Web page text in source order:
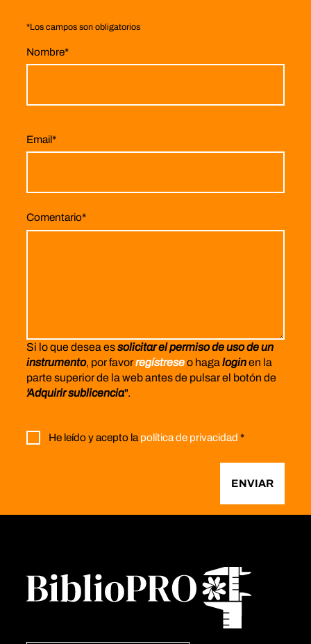
*Los campos son obligatorios
Nombre*
Email*
Comentario*
Si lo que desea essolicitar el permiso de uso de un
instrumento, por favorregístreseo haga loginen la
parte superior de la web antes de pulsar el botón de
'Adquirir sublicencia".
He leído y acepto la política de privacidad *
ENVIAR